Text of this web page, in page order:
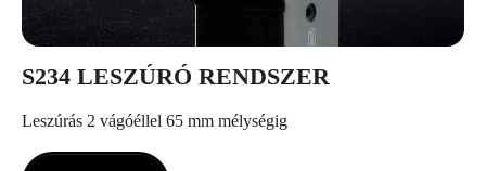
S234 LESZÚRÓ RENDSZER
Leszúrás 2 vágóéllel 65 mm mélységig